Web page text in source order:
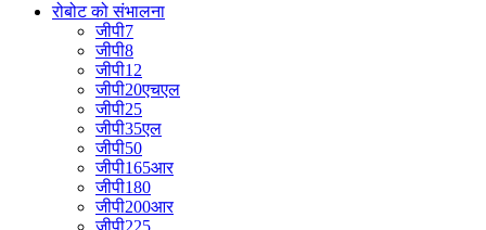
रोबोट को संभालना
जीपी7
जीपी8
जीपी12
जीपी20एचएल
जीपी25
जीपी35एल
जीपी50
जीपी165आर
जीपी180
जीपी200आर
जीपी225